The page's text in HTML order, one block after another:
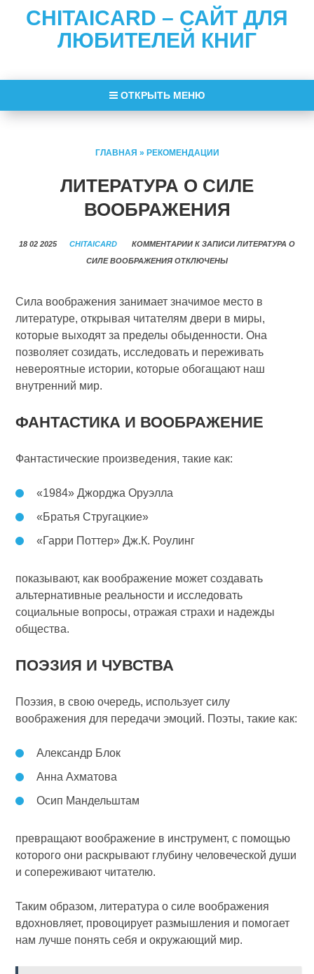
CHITAICARD – САЙТ ДЛЯ
ЛЮБИТЕЛЕЙ КНИГ
ОТКРЫТЬ МЕНЮ
ГЛАВНАЯ » РЕКОМЕНДАЦИИ
ЛИТЕРАТУРА О СИЛЕ
ВООБРАЖЕНИЯ
18 02 2025 CHITAICARD КОММЕНТАРИИ К ЗАПИСИ ЛИТЕРАТУРА О
СИЛЕ ВООБРАЖЕНИЯ ОТКЛЮЧЕНЫ
Сила воображения занимает значимое место в
литературе, открывая читателям двери в миры,
которые выходят за пределы обыденности. Она
позволяет созидать, исследовать и переживать
невероятные истории, которые обогащают наш
внутренний мир.
ФАНТАСТИКА И ВООБРАЖЕНИЕ
Фантастические произведения, такие как:
«1984» Джорджа Оруэлла
«Братья Стругацкие»
«Гарри Поттер» Дж.К. Роулинг
показывают, как воображение может создавать
альтернативные реальности и исследовать
социальные вопросы, отражая страхи и надежды
общества.
ПОЭЗИЯ И ЧУВСТВА
Поэзия, в свою очередь, использует силу
воображения для передачи эмоций. Поэты, такие как:
Александр Блок
Анна Ахматова
Осип Мандельштам
превращают воображение в инструмент, с помощью
которого они раскрывают глубину человеческой души
и сопереживают читателю.
Таким образом, литература о силе воображения
вдохновляет, провоцирует размышления и помогает
нам лучше понять себя и окружающий мир.